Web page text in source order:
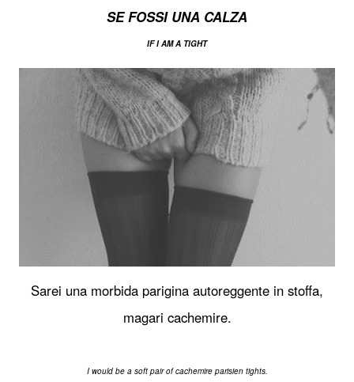
SE FOSSI UNA CALZA
IF I AM A TIGHT
Sarei una morbida parigina autoreggente in stoffa,
magari cachemire.
I would be a soft pair of cachemire parisien tights.